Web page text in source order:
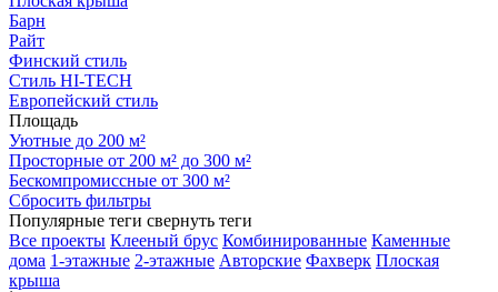
Барн
Райт
Финский стиль
Стиль HI-TECH
Европейский стиль
Площадь
Уютные до 200 м²
Просторные от 200 м² до 300 м²
Бескомпромиссные от 300 м²
Сбросить фильтры
Популярные теги свернуть теги
Все проекты Клееный брус Комбинированные Каменные
дома 1-этажные 2-этажные Авторские Фахверк Плоская
крыша